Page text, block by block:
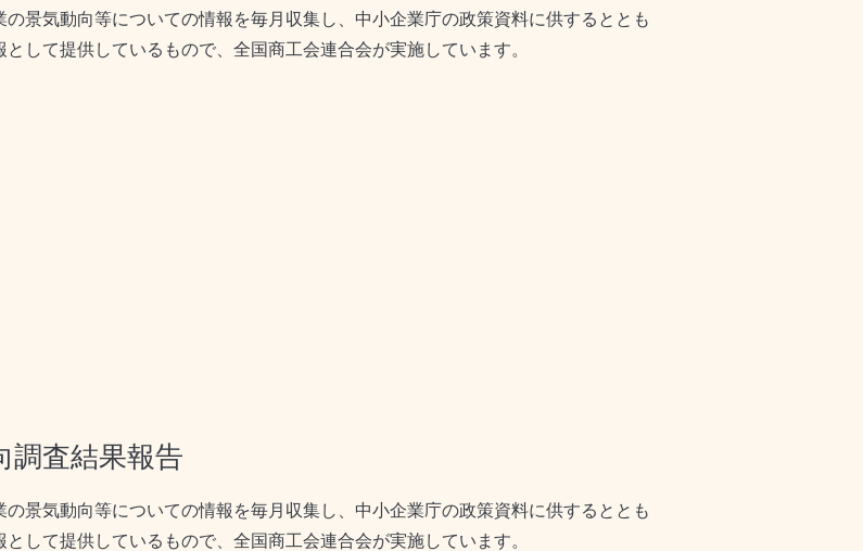
景気動向等についての情報を毎月収集し、中小企業庁の政策資料に供するととも
して提供しているもので、全国商工会連合会が実施しています。
調査結果報告
景気動向等についての情報を毎月収集し、中小企業庁の政策資料に供するととも
して提供しているもので、全国商工会連合会が実施しています。